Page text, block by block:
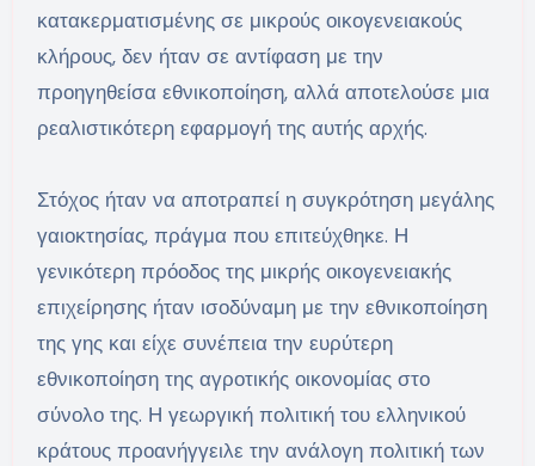
κατακερματισμένης σε μικρούς οικογενειακούς
κλήρους, δεν ήταν σε αντίφαση με την
προηγηθείσα εθνικοποίηση, αλλά αποτελούσε μια
ρεαλιστικότερη εφαρμογή της αυτής αρχής.
Στόχος ήταν να αποτραπεί η συγκρότηση μεγάλης
γαιοκτησίας, πράγμα που επιτεύχθηκε. Η
γενικότερη πρόοδος της μικρής οικογενειακής
επιχείρησης ήταν ισοδύναμη με την εθνικοποίηση
της γης και είχε συνέπεια την ευρύτερη
εθνικοποίηση της αγροτικής οικονομίας στο
σύνολο της. Η γεωργική πολιτική του ελληνικού
κράτους προανήγγειλε την ανάλογη πολιτική των